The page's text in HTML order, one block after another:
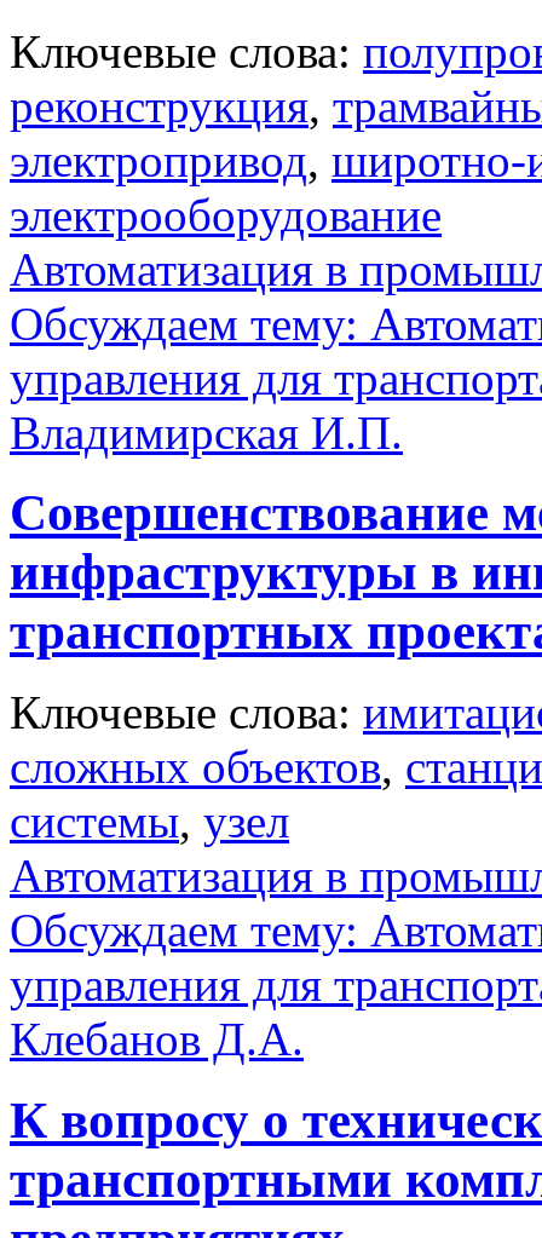
Ключевые слова:
реконструкция,
электропривод, широтно-
электрооборудование
Автоматизация в
Обсуждаем тему:
управления для
Владимирская И.П.
Совершенствование
инфраструктуры в
транспортных
Ключевые слова:
сложных объектов,
системы, узел
Автоматизация в
Обсуждаем тему:
управления для
Клебанов Д.А.
К вопросу о
транспортными